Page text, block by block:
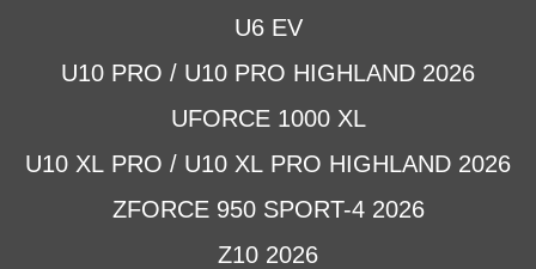
U6 EV
U10 PRO / U10 PRO HIGHLAND 2026
UFORCE 1000 XL
U10 XL PRO / U10 XL PRO HIGHLAND 2026
ZFORCE 950 SPORT-4 2026
Z10 2026